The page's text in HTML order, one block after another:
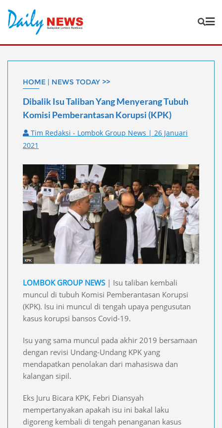
content
HOME | NEWS TODAY >>
Dibalik Isu Taliban Yang Menyerang Tubuh
Komisi Pemberantasan Korupsi (KPK)
Tim Redaksi - Lombok Group News | 26 Januari
2021
LOMBOK GROUP NEWS | Isu taliban kembali
muncul di tubuh Komisi Pemberantasan Korupsi
(KPK). Isu ini muncul di tengah upaya pengusutan
kasus korupsi bansos Covid-19.
Isu yang sama muncul pada akhir 2019 bersamaan
dengan revisi Undang-Undang KPK yang
mendapatkan penolakan dari mahasiswa dan
kalangan sipil.
Eks Juru Bicara KPK, Febri Diansyah
mempertanyakan apakah isu ini bakal laku
digoreng kembali di tengah penanganan kasus